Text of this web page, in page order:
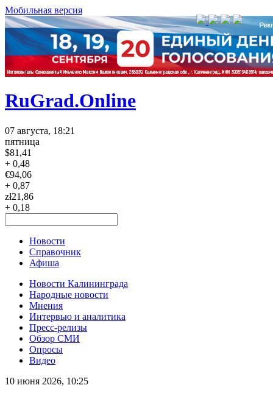
Мобильная версия
RuGrad.Online
07 августа, 18:21
пятница
$81,41
+ 0,48
€94,06
+ 0,87
zł21,86
+ 0,18
Новости
Справочник
Афиша
Новости Калининграда
Народные новости
Мнения
Интервью и аналитика
Пресс-релизы
Обзор СМИ
Опросы
Видео
10 июня 2026, 10:25